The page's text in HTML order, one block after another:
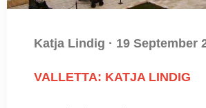
Katja Lindig · 19 September
VALLETTA: KATJA LINDIG